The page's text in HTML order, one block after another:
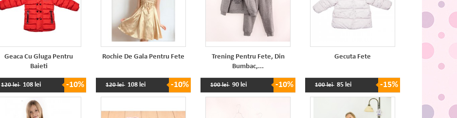
Geaca Cu Gluga Pentru
Baieti
Rochie De Gala Pentru Fete
Trening Pentru Fete, Din
Bumbac,...
Gecuta Fete
-10%
120 lei 108 lei -10%
120 lei 108 lei -10%
100 lei 90 lei -15%
100 lei 85 lei